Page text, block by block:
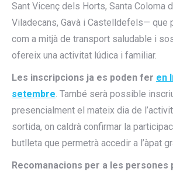
Sant Vicenç dels Horts, Santa Coloma
Viladecans, Gavà i Castelldefels— que
com a mitjà de transport saludable i
ofereix una activitat lúdica i familiar.
Les inscripcions ja es poden fer en
setembre. També serà possible
presencialment el mateix dia de
sortida, on caldrà confirmar la
butlleta que permetrà accedir a l’àpat
Recomanacions per a les persones